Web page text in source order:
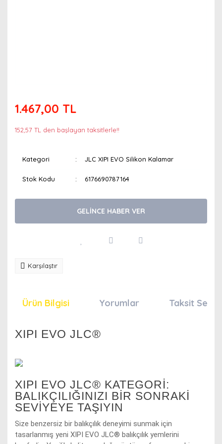
1.467,00 TL
152,57 TL den başlayan taksitlerle!!
Kategori JLC XIPI EVO Silikon Kalamar
Stok Kodu 6176690787164
GELİNCE HABER VER
Karşılaştır
Ürün Bilgisi Yorumlar Taksit
XIPI EVO JLC®
XIPI EVO JLC® KATEGORI:
BALIKÇILIĞINIZI BIR SONRAKI
SEVIYEYE TAŞIYIN
Size benzersiz bir balıkçılık deneyimi sunmak için
tasarlanmış yeni XIPI EVO JLC® balıkçılık yemlerini